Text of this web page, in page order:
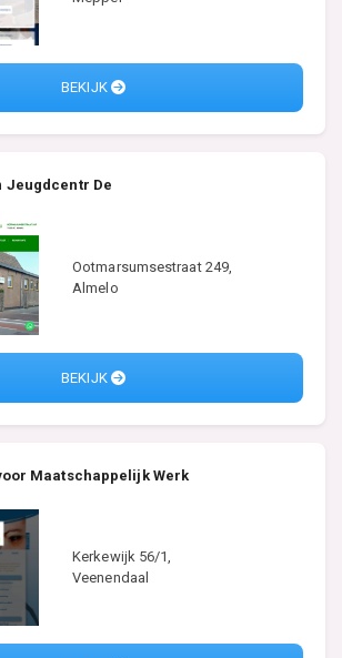
BEKIJK
Jeugdcentr De
Ootmarsumsestraat 249,
Almelo
BEKIJK
Maatschappelijk Werk
Kerkewijk 56/1,
Veenendaal